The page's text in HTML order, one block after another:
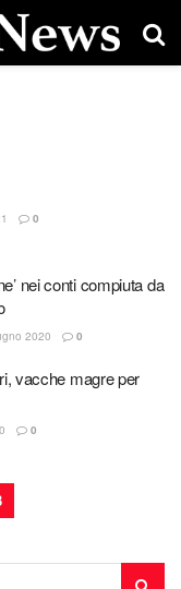
0
nei conti compiuta da
2020 0
vacche magre per
0